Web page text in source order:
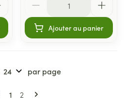
Ajouter au panier
Pages
Vous lisez actuellement la page
1 Page
2
par page